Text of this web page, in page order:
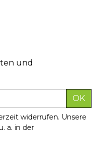
und
OK
widerrufen. Unsere
a. in der